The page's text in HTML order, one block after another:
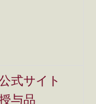
式サイト
与品